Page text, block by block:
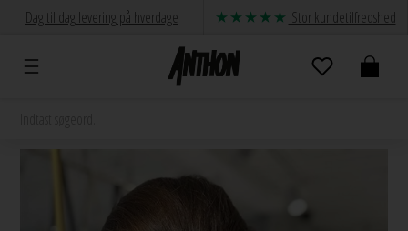
Dag til dag levering på hverdage Stor kundetilfredshed